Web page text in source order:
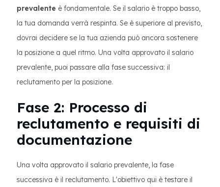
prevalente è fondamentale. Se il salario è troppo basso,
la tua domanda verrà respinta. Se è superiore al previsto,
dovrai decidere se la tua azienda può ancora sostenere
la posizione a quel ritmo. Una volta approvato il salario
prevalente, puoi passare alla fase successiva: il
reclutamento per la posizione.
Fase 2: Processo di
reclutamento e requisiti di
documentazione
Una volta approvato il salario prevalente, la fase
successiva è il reclutamento. L'obiettivo qui è testare il